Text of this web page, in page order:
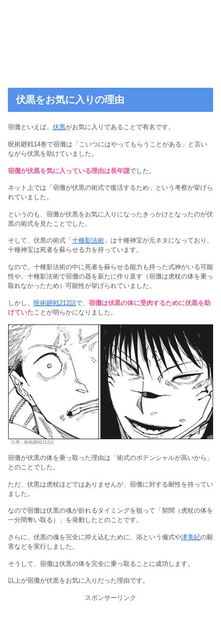
伏黒をお気に入りの理由
宿儺といえば、 伏黒がお気に入りであることで有名です。
呪術廻戦14巻で宿儺は「こいつにはやってもらうことがある」と言い
ながら伏黒を助けていました。
宿儺が伏黒を気に入っている理由は長年謎でした。
ネット上では「宿儺が伏黒の術式で復活するため」という考察が挙げら
れていました。
というのも、宿儺が伏黒をお気に入りになったきっかけとなったのが伏
黒の術式を見たことでした。
そして、伏黒の術式「 十種影法術 」は十種神宝が元ネタになっており、
十種神宝は死者を蘇らせる力を持っています。
なので、十種影法術の中に死者を蘇らせる能力も持った式神がいる可能
性や、十種影法術で宿儺の器を新たに作り直す（宿儺は虎杖の体を乗っ
取れなかったため）可能性が挙げられていました。
しかし、 呪術廻戦212話で、 宿儺は伏黒の体に受肉するために伏黒を助
けていた ことが明らかになりました。
引用：呪術廻戦212話
宿儺が伏黒の体を乗っ取った理由は「術式のポテンシャルが高いから」
とのことでした。
ただ、伏黒は虎杖ほどではありませんが、宿儺に対する耐性を持ってい
ました。
なので宿儺は伏黒の魂が折れるタイミングを狙って「契闊（虎杖の体を
一分間奪い取る）」を発動したとのことです。
さらに、伏黒の魂を完全に抑え込むために、浴という儀式や津美紀の殺
害などを実行しました。
そうして、宿儺は伏黒の体を完全に乗っ取ることに成功します。
以上が宿儺が伏黒をお気に入りだった理由です。
スポンサーリンク